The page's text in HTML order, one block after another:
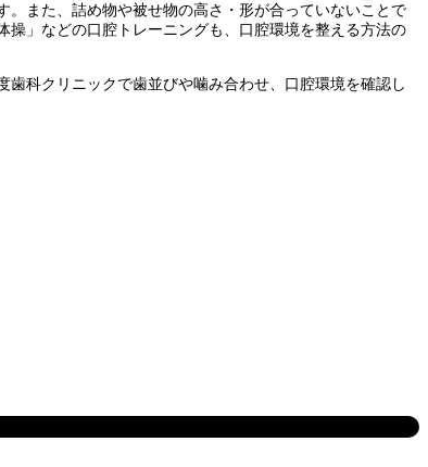
また、詰め物や被せ物の高さ・形が合っていないことで
」などの口腔トレーニングも、口腔環境を整える方法の
科クリニックで歯並びや噛み合わせ、口腔環境を確認し